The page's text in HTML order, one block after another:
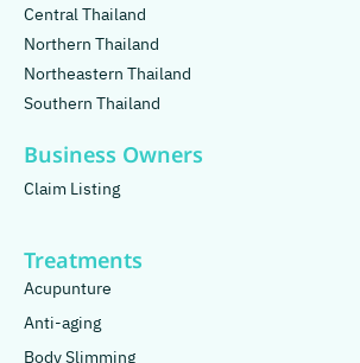
Central Thailand
Northern Thailand
Northeastern Thailand
Southern Thailand
Business Owners
Claim Listing
Treatments
Acupunture
Anti-aging